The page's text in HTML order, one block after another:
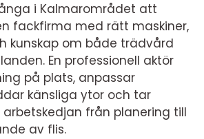
i Kalmarområdet att
fackfirma med rätt maskiner,
kunskap om både trädvård
En professionell aktör
på plats, anpassar
känsliga ytor och tar
från planering till
av flis.